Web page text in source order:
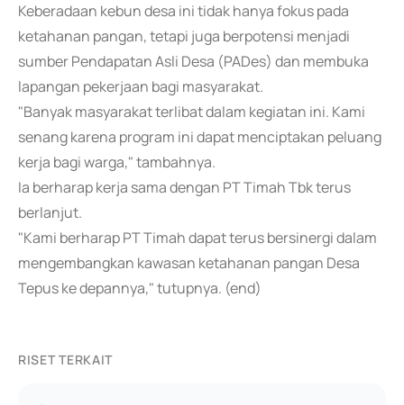
Keberadaan kebun desa ini tidak hanya fokus pada
ketahanan pangan, tetapi juga berpotensi menjadi
sumber Pendapatan Asli Desa (PADes) dan membuka
lapangan pekerjaan bagi masyarakat.
"Banyak masyarakat terlibat dalam kegiatan ini. Kami
senang karena program ini dapat menciptakan peluang
kerja bagi warga," tambahnya.
Ia berharap kerja sama dengan PT Timah Tbk terus
berlanjut.
"Kami berharap PT Timah dapat terus bersinergi dalam
mengembangkan kawasan ketahanan pangan Desa
Tepus ke depannya," tutupnya. (end)
RISET TERKAIT